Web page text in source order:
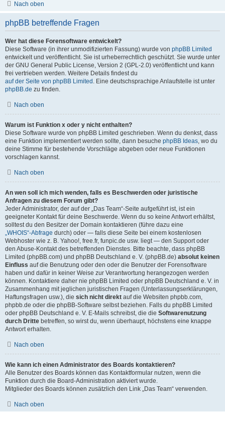
Nach oben
phpBB betreffende Fragen
Wer hat diese Forensoftware entwickelt?
Diese Software (in ihrer unmodifizierten Fassung) wurde von phpBB Limited
entwickelt und veröffentlicht. Sie ist urheberrechtlich geschützt. Sie wurde unter
der GNU General Public License, Version 2 (GPL-2.0) veröffentlicht und kann
frei vertrieben werden. Weitere Details findest du
auf der Seite von phpBB Limited . Eine deutschsprachige Anlaufstelle ist unter
phpBB.de zu finden.
Nach oben
Warum ist Funktion x oder y nicht enthalten?
Diese Software wurde von phpBB Limited geschrieben. Wenn du denkst, dass
eine Funktion implementiert werden sollte, dann besuche phpBB Ideas, wo du
deine Stimme für bestehende Vorschläge abgeben oder neue Funktionen
vorschlagen kannst.
Nach oben
An wen soll ich mich wenden, falls es Beschwerden oder juristische
Anfragen zu diesem Forum gibt?
Jeder Administrator, der auf der „Das Team“-Seite aufgeführt ist, ist ein
geeigneter Kontakt für deine Beschwerde. Wenn du so keine Antwort erhältst,
solltest du den Besitzer der Domain kontaktieren (führe dazu eine
„WHOIS“-Abfrage durch) oder — falls diese Seite bei einem kostenlosen
Webhoster wie z. B. Yahoo!, free.fr, funpic.de usw. liegt — den Support oder
den Abuse-Kontakt des betreffenden Dienstes. Bitte beachte, dass phpBB
Limited (phpBB.com) und phpBB Deutschland e. V. (phpBB.de) absolut keinen
Einfluss auf die Benutzung oder den oder die Benutzer der Forensoftware
haben und dafür in keiner Weise zur Verantwortung herangezogen werden
können. Kontaktiere daher nie phpBB Limited oder phpBB Deutschland e. V. in
Zusammenhang mit jeglichen juristischen Fragen (Unterlassungserklärungen,
Haftungsfragen usw.), die sich nicht direkt auf die Websiten phpbb.com,
phpbb.de oder die phpBB-Software selbst beziehen. Falls du phpBB Limited
oder phpBB Deutschland e. V. E-Mails schreibst, die die Softwarenutzung
durch Dritte betreffen, so wirst du, wenn überhaupt, höchstens eine knappe
Antwort erhalten.
Nach oben
Wie kann ich einen Administrator des Boards kontaktieren?
Alle Benutzer des Boards können das Kontaktformular nutzen, wenn die
Funktion durch die Board-Administration aktiviert wurde.
Mitglieder des Boards können zusätzlich den Link „Das Team“ verwenden.
Nach oben